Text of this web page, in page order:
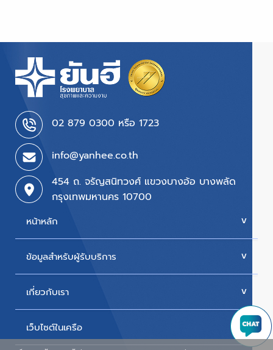
02 879 0300 หรือ 1723
info@yanhee.co.th
454 ถ. จรัญสนิทวงศ์ แขวงบางอ้อ บางพลัด
กรุงเทพมหานคร 10700
หน้าหลัก
บริการของเรา
ข้อมูลสำหรับผู้รับบริการ
นัดหมายแพทย์
สิทธิเบิกตรงข้าราชการ
เกี่ยวกับเรา
ประวัติโรงพยาบาล
เว็บไซต์ในเครือ